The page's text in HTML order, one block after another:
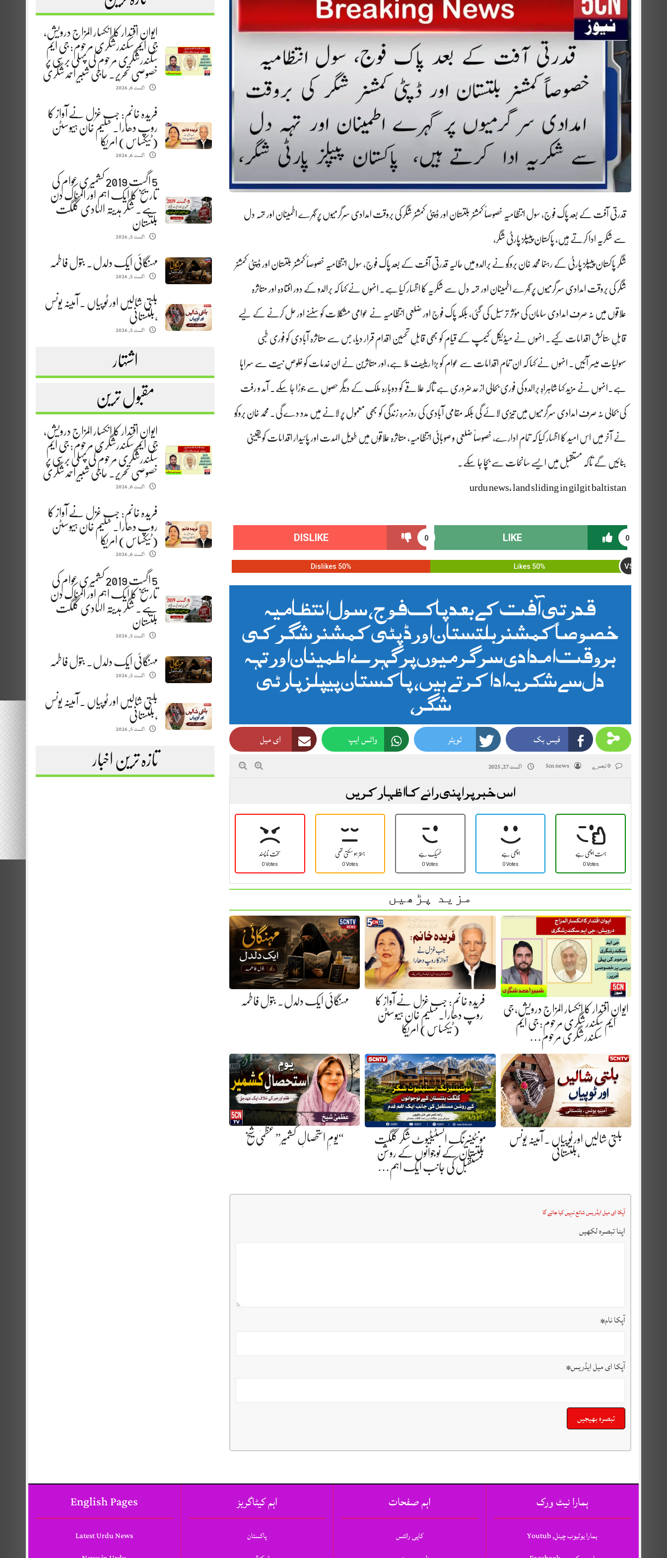
ایوانِ اقتدار کا انکسار المزاج درویش،
جی ایم سکندرشگری مرحوم: جی ایم
سکندرشگری مرحوم کی پہلی برسی پر
خصوصی تحریر. حاجی شبیر احمد شگری
اگست 6, 2026
فریدہ خانم: جب غزل نے آواز کا
روپ دھارا. سلیم خان ہیوسٹن
(ٹیکساس) امریکا
اگست 6, 2026
5 اگست 2019 کشمیری عوام کی
تاریخ کا ایک اہم اور المناک دن
ہے. شگر ہدیتہ الہادی گلگت
بلتستان
اگست 5, 2026
مہنگائی ایک دلدل. بتول فاطمہ
اگست 5, 2026
بلتی شالیں اور ٹوپیاں . آمینہ یونس
،بلتستانی
اگست 5, 2026
اشتہار
مقبول ترین
ایوانِ اقتدار کا انکسار المزاج درویش،
جی ایم سکندرشگری مرحوم: جی ایم
سکندرشگری مرحوم کی پہلی برسی پر
خصوصی تحریر. حاجی شبیر احمد شگری
اگست 6, 2026
فریدہ خانم: جب غزل نے آواز کا
روپ دھارا. سلیم خان ہیوسٹن
(ٹیکساس) امریکا
اگست 6, 2026
5 اگست 2019 کشمیری عوام کی
تاریخ کا ایک اہم اور المناک دن
ہے. شگر ہدیتہ الہادی گلگت
بلتستان
اگست 5, 2026
مہنگائی ایک دلدل. بتول فاطمہ
اگست 5, 2026
بلتی شالیں اور ٹوپیاں . آمینہ یونس
،بلتستانی
اگست 5, 2026
تازہ ترین اخبار
قدرتی آفت کے بعد پاک فوج، سول انتظامیہ خصوصاً کمشنر بلتستان اور ڈپٹی کمشنر شگر کی بروقت امدادی سرگرمیوں پر گہرے اطمینان اور تہہ دل
سے شکریہ ادا کرتے ہیں، پاکستان پیپلز پارٹی شگر،
شگر پاکستان پیپلز پارٹی کے رہنما محمد خان بروکُو نے برالدو میں حالیہ قدرتی آفت کے بعد پاک فوج، سول انتظامیہ خصوصاً کمشنر بلتستان اور ڈپٹی کمشنر
شگر کی بروقت امدادی سرگرمیوں پر گہرے اطمینان اور تہہ دل سے شکریہ کا اظہار کیا ہے۔ انہوں نے کہا کہ برالدو کے دور افتادہ اور متاثرہ
علاقوں میں نہ صرف امدادی سامان کی مؤثر ترسیل کی گئی، بلکہ پاک فوج اور ضلعی انتظامیہ نے عوامی مشکلات کو سننے اور حل کرنے کے لیے
قابلِ ستائش اقدامات کیے۔ انہوں نے میڈیکل کیمپ کے قیام کو بھی قابلِ تحسین اقدام قرار دیا، جس سے متاثرہ آبادی کو فوری طبی
سہولیات میسر آئیں۔ انہوں نے کہا کہ ان تمام اقدامات سے عوام کو بڑا ریلیف ملا ہے، اور متاثرین نے ان خدمات کو خلوصِ نیت سے سراہا
ہے۔انہوں نے مزید کہا شاہراہِ برالدو کی فوری بحالی از حد ضروری ہے تاکہ علاقے کو دوبارہ ملک کے دیگر حصوں سے جوڑا جا سکے۔ آمد و رفت
کی بحالی نہ صرف امدادی سرگرمیوں میں تیزی لائے گی بلکہ مقامی آبادی کی روزمرہ زندگی کو بھی معمول پر لانے میں مدد دے گی۔ محمد خان بروکُو
نے آخر میں اس امید کا اظہار کیا کہ تمام ادارے، خصوصاً ضلعی و صوبائی انتظامیہ، متاثرہ علاقوں میں طویل المدت اور پائیدار اقدامات کو یقینی
بنائیں گے تاکہ مستقبل میں ایسے سانحات سے بچا جا سکے۔
urdu news, land sliding in gilgit baltistan
0
LIKE
0
DISLIKE
50% Likes VS
50% Dislikes
قدرتی آفت کے بعد پاک فوج، سول انتظامیہ
خصوصاً کمشنر بلتستان اور ڈپٹی کمشنر شگر کی
بروقت امدادی سرگرمیوں پر گہرے اطمینان اور تہہ
دل سے شکریہ ادا کرتے ہیں، پاکستان پیپلز پارٹی
شگر،
فیس بک ٹویٹر واٹس ایپ ای میل
5cn news اگست 27, 2025
اس خبر پر اپنی رائے کا اظہار کریں
سخت نا پسند
0 Votes
بہتر ہو سکتی تھی
0 Votes
ٹھیک ہے
0 Votes
اچھی ہے
0 Votes
بہت اچھی ہے
0 Votes
مزید پڑھیں
ایوانِ اقتدار کا انکسار المزاج درویش، جی
ایم سکندرشگری مرحوم: جی ایم
سکندرشگری مرحوم…
فریدہ خانم: جب غزل نے آواز کا
روپ دھارا. سلیم خان ہیوسٹن
(ٹیکساس) امریکا
مہنگائی ایک دلدل. بتول فاطمہ
بلتی شالیں اور ٹوپیاں . آمینہ یونس
،بلتستانی
مونٹینیرنگ انسٹیٹیوٹ شگر گلگت
بلتستان کے نوجوانوں کے روشن
مستقبل کی جانب ایک اہم…
“یومِ استحصالِ کشمیر” عظمیٰ شیخ
آپکا ای میل ایڈریس شائع نہیں کیا جائے گا
اپنا تبصرہ لکھیں
آپکا نام*
آپکا ای میل ایڈریس*
English Pages
Latest Urdu News
اہم کیٹاگریز
پاکستان
اہم صفحات
کاپی رائٹس
ہمارا نیٹ ورک
ہمارا یوٹیوب چینل, Youtub